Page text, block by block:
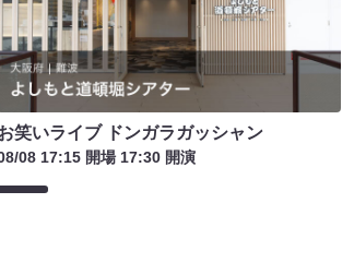
笑いライブ ドンガラガッシャン
08 17:15 開場 17:30 開演